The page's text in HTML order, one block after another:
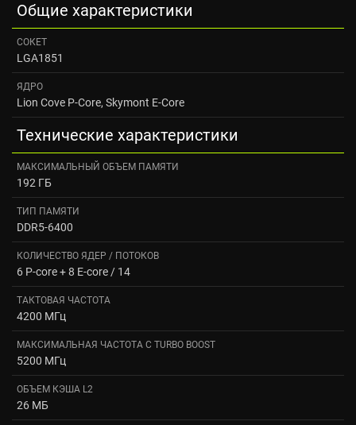
Общие характеристики
СОКЕТ
LGA1851
ЯДРО
Lion Cove P-Core, Skymont E-Core
Технические характеристики
МАКСИМАЛЬНЫЙ ОБЪЕМ ПАМЯТИ
192 ГБ
ТИП ПАМЯТИ
DDR5-6400
КОЛИЧЕСТВО ЯДЕР / ПОТОКОВ
6 P-core + 8 E-core / 14
ТАКТОВАЯ ЧАСТОТА
4200 МГц
МАКСИМАЛЬНАЯ ЧАСТОТА С TURBO BOOST
5200 МГц
ОБЪЕМ КЭША L2
26 МБ